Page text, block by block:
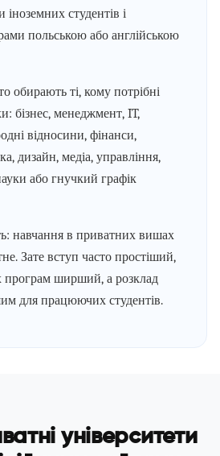
студентів і
польською або англійською
обирають ті, кому потрібні
бізнес, менеджмент, IT,
відносини, фінанси,
дизайн, медіа, управління,
або гнучкий графік
навчання в приватних вишах
Зате вступ часто простіший,
програм ширший, а розклад
для працюючих студентів.
університети